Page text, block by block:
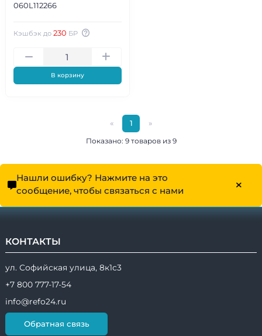
060L112266
Кэшбэк до 230 БР
В корзину
« 1
»
Показано: 9 товаров из 9
Нашли ошибку? Нажмите на это
сообщение, чтобы связаться с нами
КОНТАКТЫ
ул. Софийская улица, 8к1с3
+7 800 777-17-54
info@refo24.ru
Обратная связь